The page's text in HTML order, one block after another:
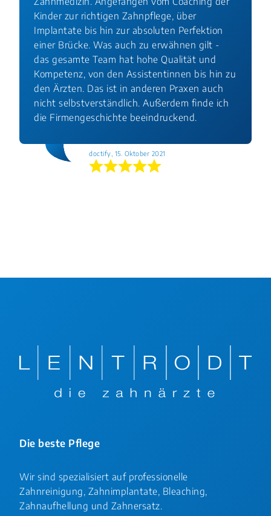
Kinder zur richtigen Zahnpflege, über
Implantate bis hin zur absoluten Perfektion
einer Brücke. Was auch zu erwähnen gilt -
das gesamte Team hat hohe Qualität und
Kompetenz, von den Assistentinnen bis hin zu
den Ärzten. Das ist in anderen Praxen auch
nicht selbstverständlich. Außerdem finde ich
die Firmengeschichte beeindruckend.
doctify, 15. Oktober 2021
Die beste Pflege
Wir sind spezialisiert auf professionelle
Zahnreinigung, Zahnimplantate, Bleaching,
Zahnaufhellung und Zahnersatz.